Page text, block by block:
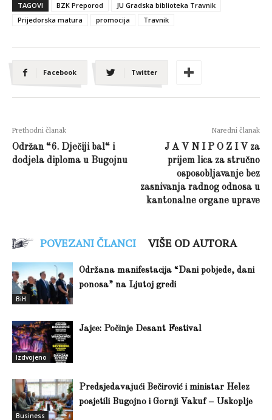
TAGOVI BZK Preporod
JU Gradska biblioteka Travnik
Prijedorska matura
promocija Travnik
Facebook Twitter
Prethodni članak
Održan “6. Dječiji bal“ i
dodjela diploma u Bugojnu
Naredni članak
J A V N I P O Z I V za
prijem lica za stručno
osposobljavanje bez
zasnivanja radnog odnosa u
kantonalne organe uprave
POVEZANI ČLANCI VIŠE OD AUTORA
BiH
Održana manifestacija “Dani pobjede, dani
ponosa” na Ljutoj gredi
Izdvojeno
Jajce: Počinje Desant Festival
Business
Predsjedavajući Bečirović i ministar Helez
posjetili Bugojno i Gornji Vakuf – Uskoplje